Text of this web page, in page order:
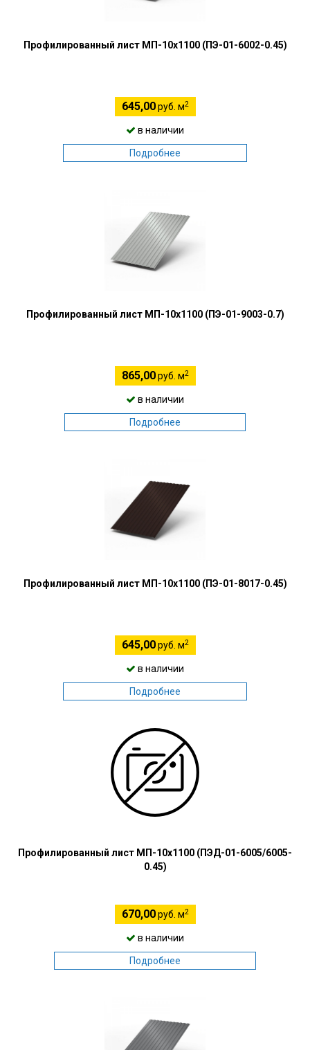
Профилированный лист МП-10х1100 (ПЭ-01-6002-0.45)
645,00руб. м2
в наличии
Подробнее
Профилированный лист МП-10х1100 (ПЭ-01-9003-0.7)
865,00руб. м2
в наличии
Подробнее
Профилированный лист МП-10х1100 (ПЭ-01-8017-0.45)
645,00руб. м2
в наличии
Подробнее
Профилированный лист МП-10х1100 (ПЭД-01-6005/6005-
0.45)
670,00руб. м2
в наличии
Подробнее